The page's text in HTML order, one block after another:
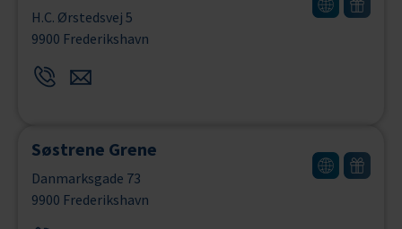
H.C. Ørstedsvej 5
9900 Frederikshavn
Søstrene Grene
Danmarksgade 73
9900 Frederikshavn